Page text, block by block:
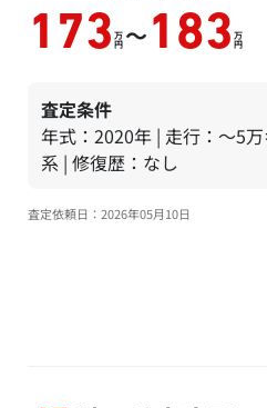
173 万
円 ～ 183 万
円
査定条件
年式：2020年 | 走行：～5
系 | 修復歴：なし
査定依頼日：2026年05月10日